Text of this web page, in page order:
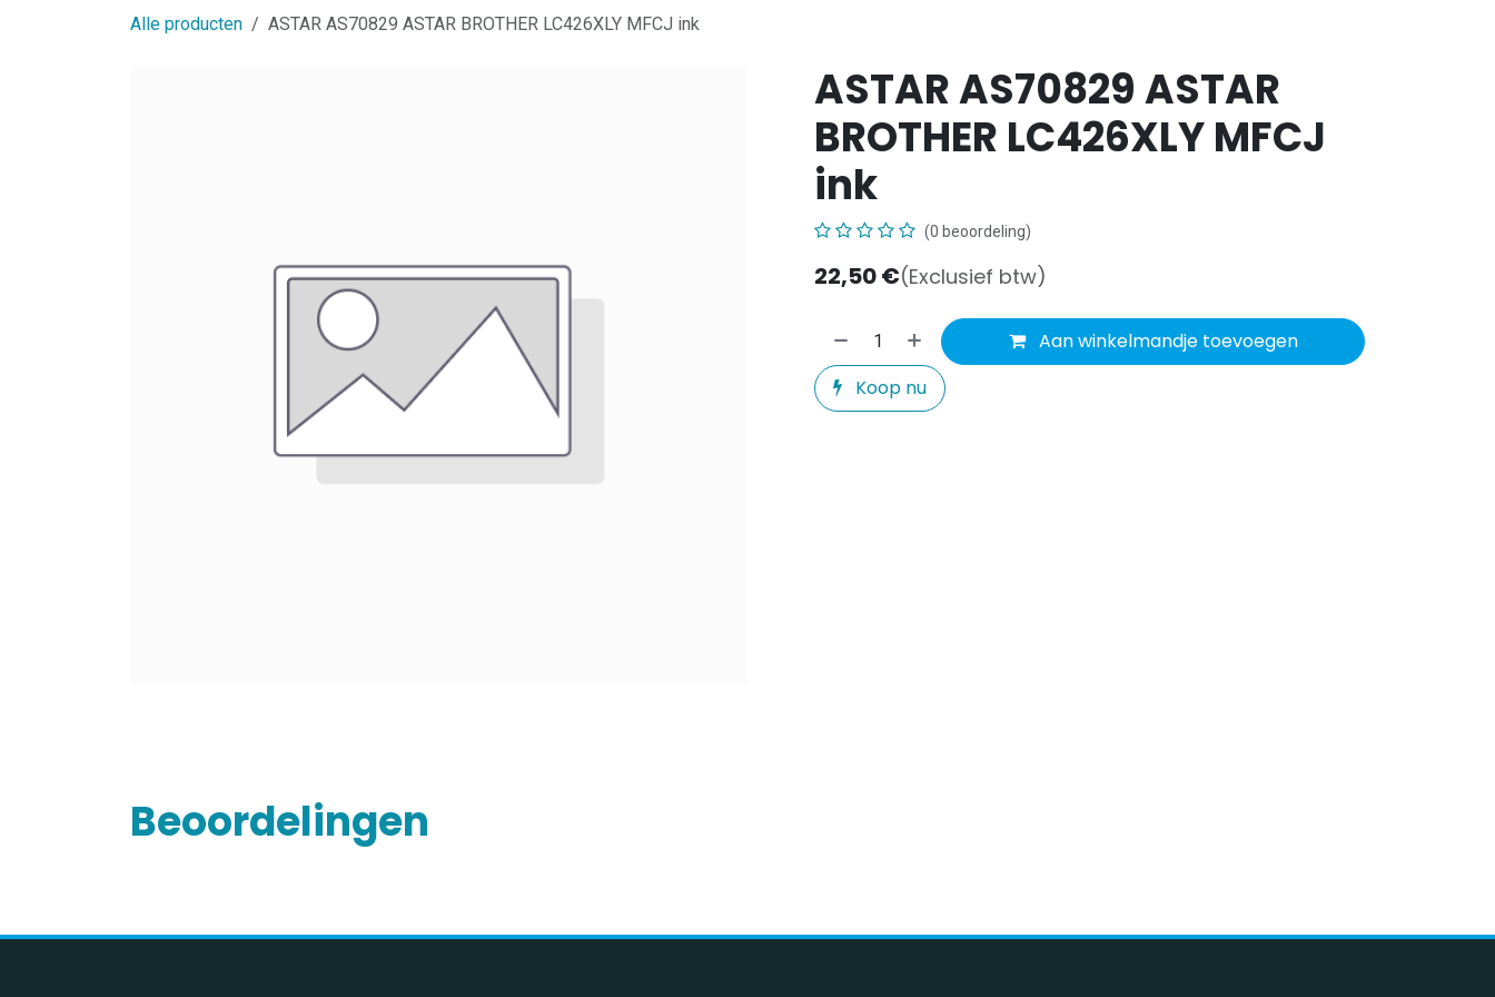
Alle producten ASTAR AS70829 ASTAR BROTHER LC426XLY MFCJ ink
ASTAR AS70829 ASTAR
BROTHER LC426XLY MFCJ
ink
(0 beoordeling)
22,50€(Exclusief btw)
Aan winkelmandje toevoegen
Koop nu
Beoordelingen